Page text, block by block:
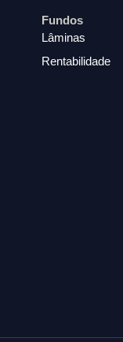
Fundos
Lâminas
Rentabilidade